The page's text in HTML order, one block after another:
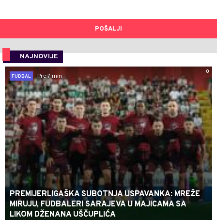
POŠALJI
NAJNOVIJE
0
FUDBAL
Pre 7 min
PREMIJERLIGAŠKA SUBOTNJA USPAVANKA: MREŽE
MIRUJU, FUDBALERI SARAJEVA U MAJICAMA SA
LIKOM DŽENANA UŠČUPLIĆA